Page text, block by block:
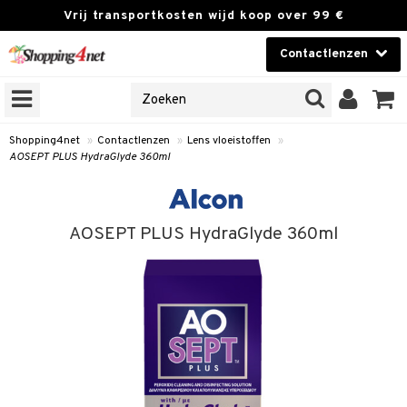
Vrij transportkosten wijd koop over 99 €
Contactlenzen
Contactlenzen
Brands
Shopping4net » Contactlenzen » Lens vloeistoffen
»
AOSEPT PLUS HydraGlyde 360ml
AOSEPT PLUS HydraGlyde 360ml
KIES LENS